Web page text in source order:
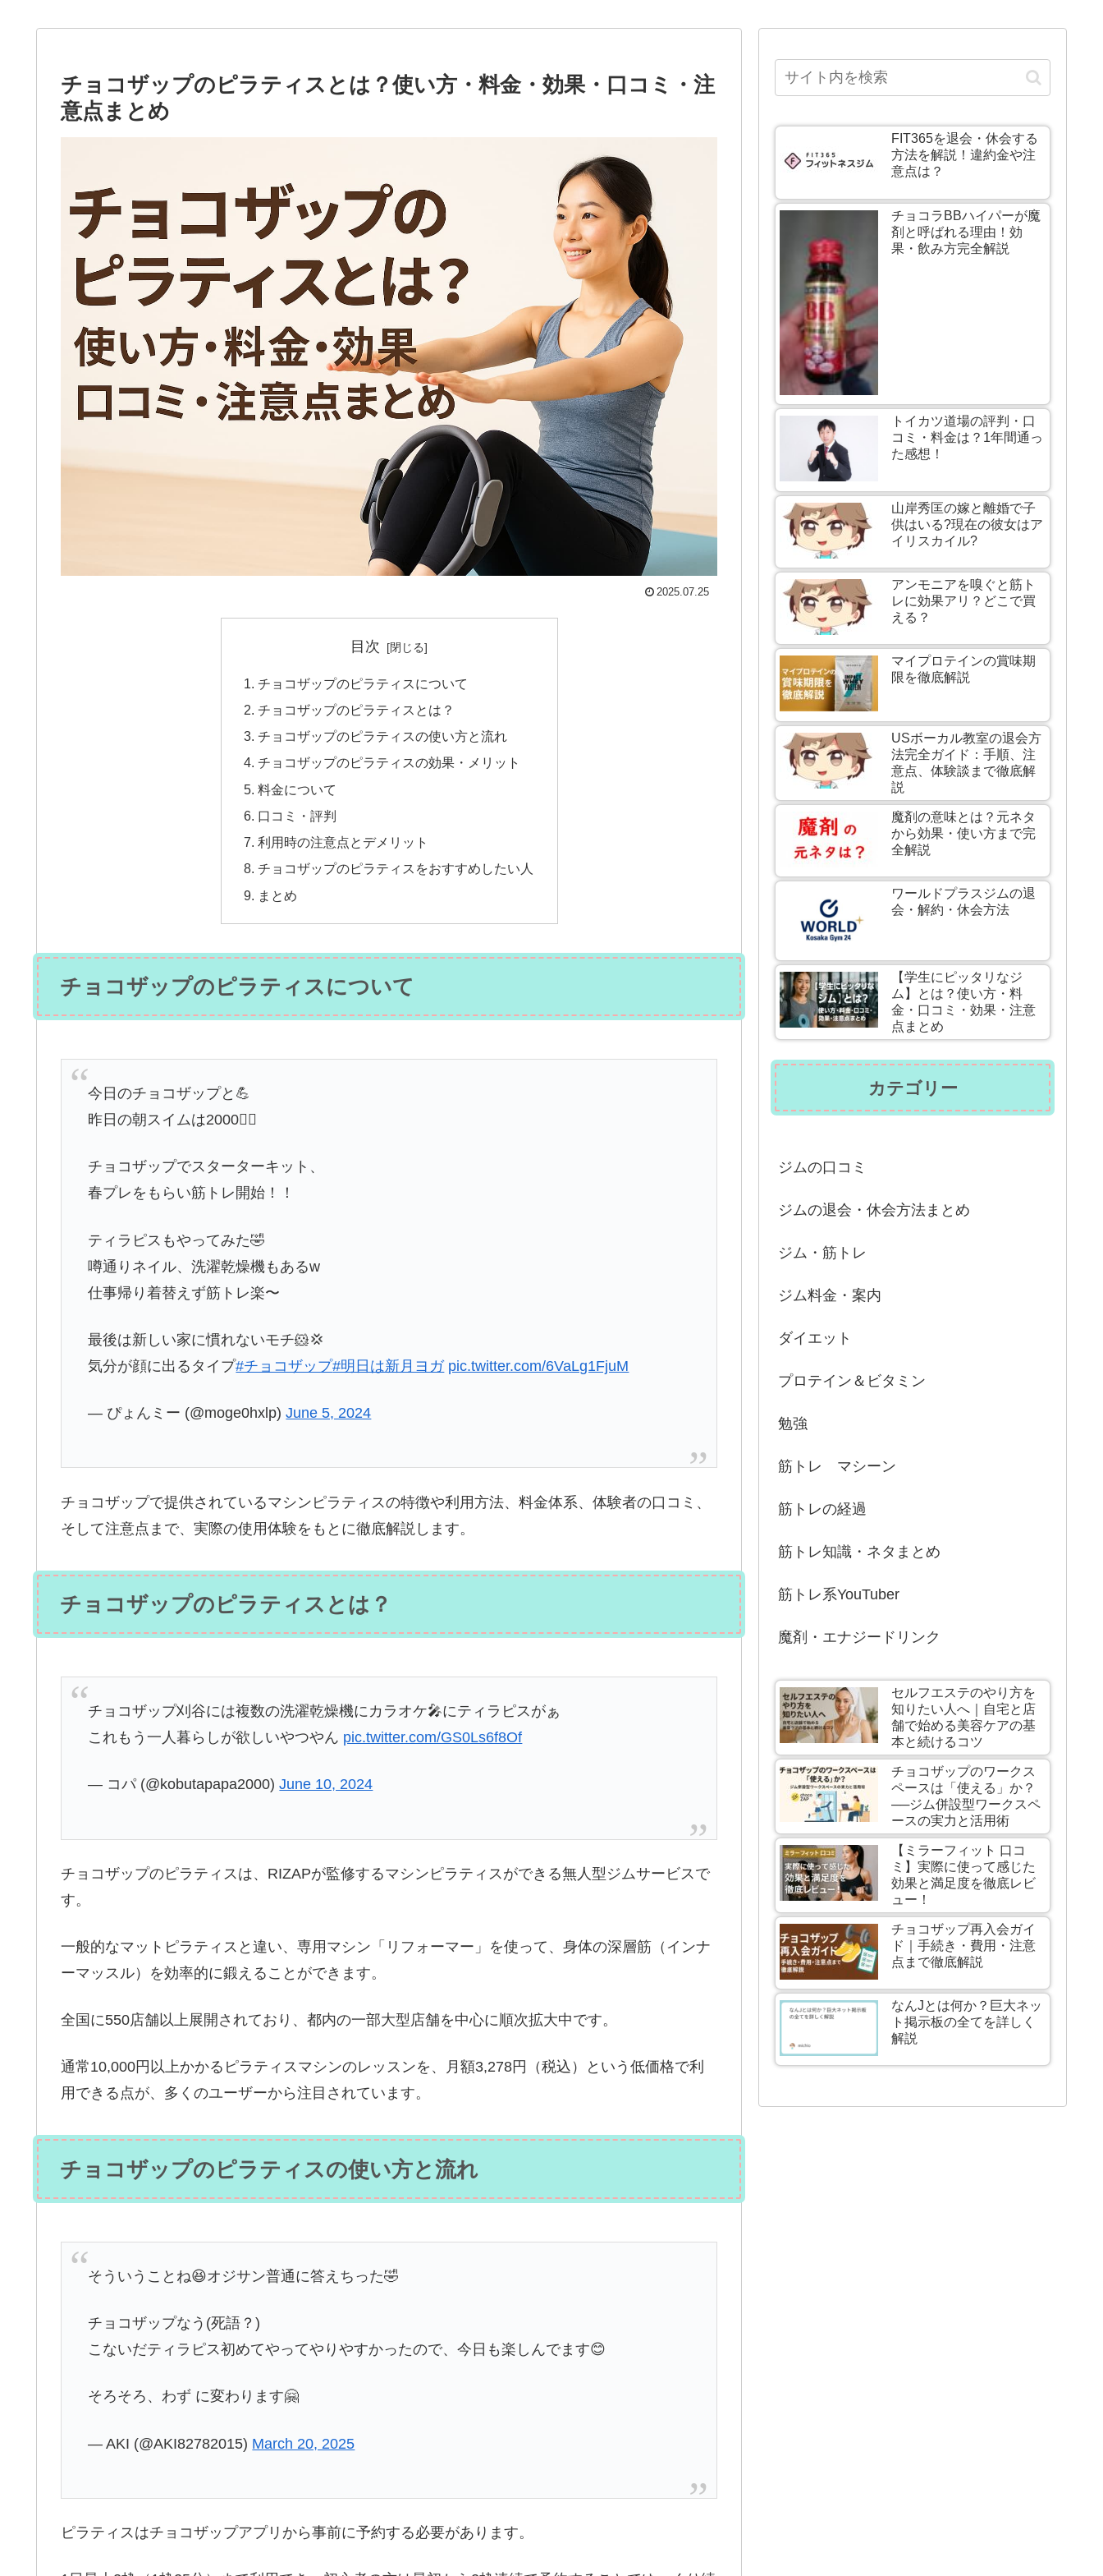
チョコザップのピラティスとは？使い方・料金・効果・口コミ・注
意点まとめ
2025.07.25
目次
チョコザップのピラティスについて
チョコザップのピラティスとは？
チョコザップのピラティスの使い方と流れ
チョコザップのピラティスの効果・メリット
料金について
口コミ・評判
利用時の注意点とデメリット
チョコザップのピラティスをおすすめしたい人
まとめ
チョコザップのピラティスについて
今日のチョコザップと💪
昨日の朝スイムは2000🏊‍♀️
チョコザップでスターターキット、
春プレをもらい筋トレ開始！！
ティラピスもやってみた🤣
噂通りネイル、洗濯乾燥機もあるw
仕事帰り着替えず筋トレ楽〜
最後は新しい家に慣れないモチ🐹💢
気分が顔に出るタイプ#チョコザップ#明日は新月ヨガ pic.twitter.com/6VaLg1FjuM
— ぴょんミー (@moge0hxlp)June 5, 2024
チョコザップで提供されているマシンピラティスの特徴や利用方法、料金体系、体験者の口コミ、
そして注意点まで、実際の使用体験をもとに徹底解説します。
チョコザップのピラティスとは？
チョコザップ刈谷には複数の洗濯乾燥機にカラオケ🎤にティラピスがぁ
これもう一人暮らしが欲しいやつやん pic.twitter.com/GS0Ls6f8Of
— コパ (@kobutapapa2000)June 10, 2024
チョコザップのピラティスは、RIZAPが監修するマシンピラティスができる無人型ジムサービスで
す。
一般的なマットピラティスと違い、専用マシン「リフォーマー」を使って、身体の深層筋（インナ
ーマッスル）を効率的に鍛えることができます。
全国に550店舗以上展開されており、都内の一部大型店舗を中心に順次拡大中です。
通常10,000円以上かかるピラティスマシンのレッスンを、月額3,278円（税込）という低価格で利
用できる点が、多くのユーザーから注目されています。
チョコザップのピラティスの使い方と流れ
そういうことね😆オジサン普通に答えちった🤣
チョコザップなう(死語？)
こないだティラピス初めてやってやりやすかったので、今日も楽しんでます😊
そろそろ、わず に変わります🤗
— AKI (@AKI82782015) March 20, 2025
ピラティスはチョコザップアプリから事前に予約する必要があります。
FIT365を退会・休会する
方法を解説！違約金や注
意点は？
チョコラBBハイパーが魔
剤と呼ばれる理由！効
果・飲み方完全解説
トイカツ道場の評判・口
コミ・料金は？1年間通っ
た感想！
山岸秀匡の嫁と離婚で子
供はいる?現在の彼女はア
イリスカイル?
アンモニアを嗅ぐと筋ト
レに効果アリ？どこで買
える？
マイプロテインの賞味期
限を徹底解説
USボーカル教室の退会方
法完全ガイド：手順、注
意点、体験談まで徹底解
説
魔剤の意味とは？元ネタ
から効果・使い方まで完
全解説
ワールドプラスジムの退
会・解約・休会方法
【学生にピッタリなジ
ム】とは？使い方・料
金・口コミ・効果・注意
点まとめ
カテゴリー
ジムの口コミ
ジムの退会・休会方法まとめ
ジム・筋トレ
ジム料金・案内
ダイエット
プロテイン＆ビタミン
勉強
筋トレ マシーン
筋トレの経過
筋トレ知識・ネタまとめ
筋トレ系YouTuber
魔剤・エナジードリンク
セルフエステのやり方を
知りたい人へ｜自宅と店
舗で始める美容ケアの基
本と続けるコツ
チョコザップのワークス
ペースは「使える」か？
──ジム併設型ワークスペ
ースの実力と活用術
【ミラーフィット 口コ
ミ】実際に使って感じた
効果と満足度を徹底レビ
ュー！
チョコザップ再入会ガイ
ド｜手続き・費用・注意
点まで徹底解説
なんJとは何か？巨大ネッ
ト掲示板の全てを詳しく
解説